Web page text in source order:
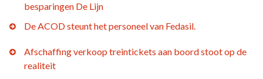
besparingen De Lijn
De ACOD steunt het personeel van Fedasil.
Afschaffing verkoop treintickets aan boord stoot op de
realiteit